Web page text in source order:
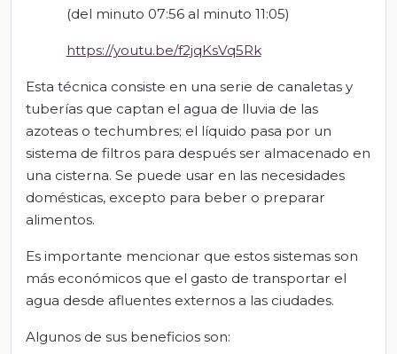
(del minuto 07:56 al minuto 11:05)
https://youtu.be/f2jqKsVq5Rk
Esta técnica consiste en una serie de canaletas y
tuberías que captan el agua de lluvia de las
azoteas o techumbres; el líquido pasa por un
sistema de filtros para después ser almacenado en
una cisterna. Se puede usar en las necesidades
domésticas, excepto para beber o preparar
alimentos.
Es importante mencionar que estos sistemas son
más económicos que el gasto de transportar el
agua desde afluentes externos a las ciudades.
Algunos de sus beneficios son: